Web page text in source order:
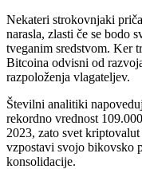
Nekateri strokovnjaki
narasla, zlasti če se bodo
tveganim sredstvom. Ker
Bitcoina odvisni od
razpoloženja vlagateljev.
Številni analitiki
rekordno vrednost
2023, zato svet
vzpostavi svojo bikovsko
konsolidacije.